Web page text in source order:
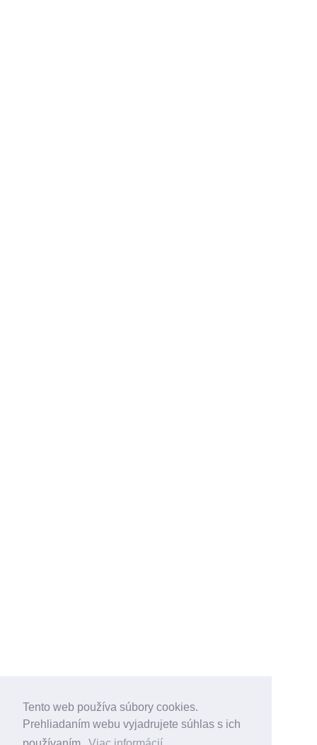
Tento web používa súbory cookies.
Prehliadaním webu vyjadrujete súhlas s ich